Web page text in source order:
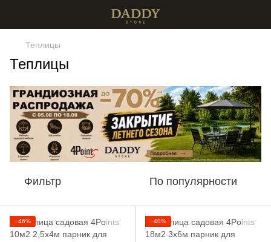
Теплицы
Теплицы
Фильтр По популярности
−46% −40%